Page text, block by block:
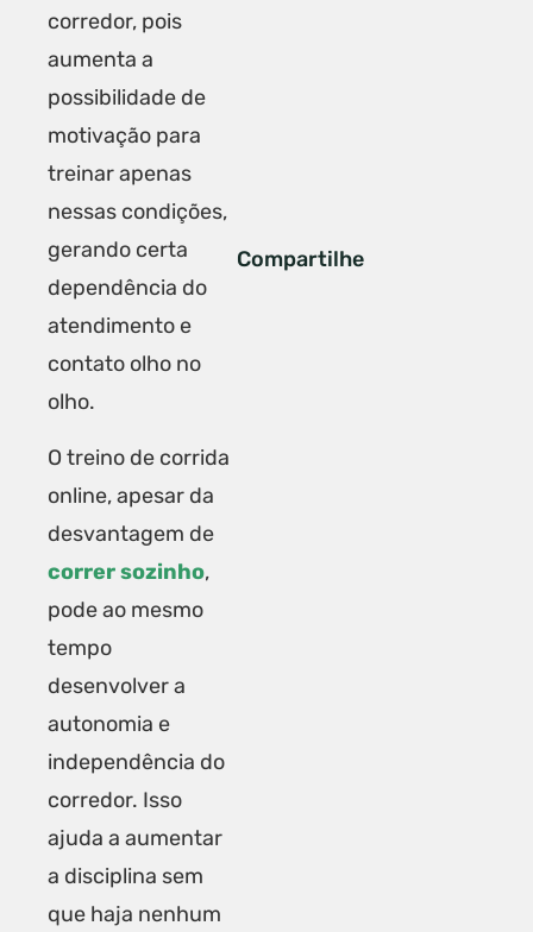
corredor, pois
aumenta a
possibilidade de
motivação para
treinar apenas
nessas condições,
gerando certa
dependência do
atendimento e
contato olho no
olho.
O treino de corrida
online, apesar da
desvantagem de
correr sozinho,
pode ao mesmo
tempo
desenvolver a
autonomia e
independência do
corredor. Isso
ajuda a aumentar
a disciplina sem
que haja nenhum
Compartilhe